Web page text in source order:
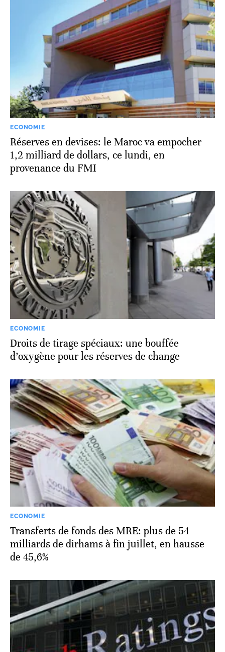
ECONOMIE
Réserves en devises: le Maroc va empocher
1,2 milliard de dollars, ce lundi, en
provenance du FMI
ECONOMIE
Droits de tirage spéciaux: une bouffée
d’oxygène pour les réserves de change
ECONOMIE
Transferts de fonds des MRE: plus de 54
milliards de dirhams à fin juillet, en hausse
de 45,6%